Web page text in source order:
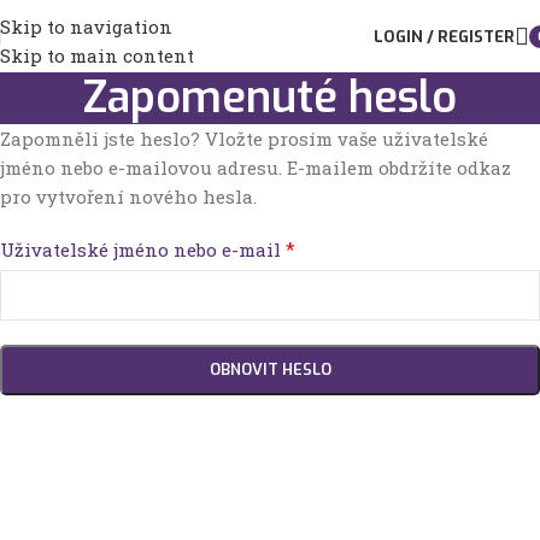
Skip to navigation
Skip to main content
LOGIN / REGISTER
Zapomenuté heslo
Zapomněli jste heslo? Vložte prosím vaše uživatelské
jméno nebo e-mailovou adresu. E-mailem obdržíte odkaz
pro vytvoření nového hesla.
Uživatelské jméno nebo e-mail *
OBNOVIT HESLO